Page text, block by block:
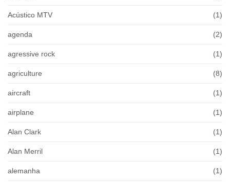
Acústico MTV (1)
agenda (2)
agressive rock (1)
agriculture (8)
aircraft (1)
airplane (1)
Alan Clark (1)
Alan Merril (1)
alemanha (1)